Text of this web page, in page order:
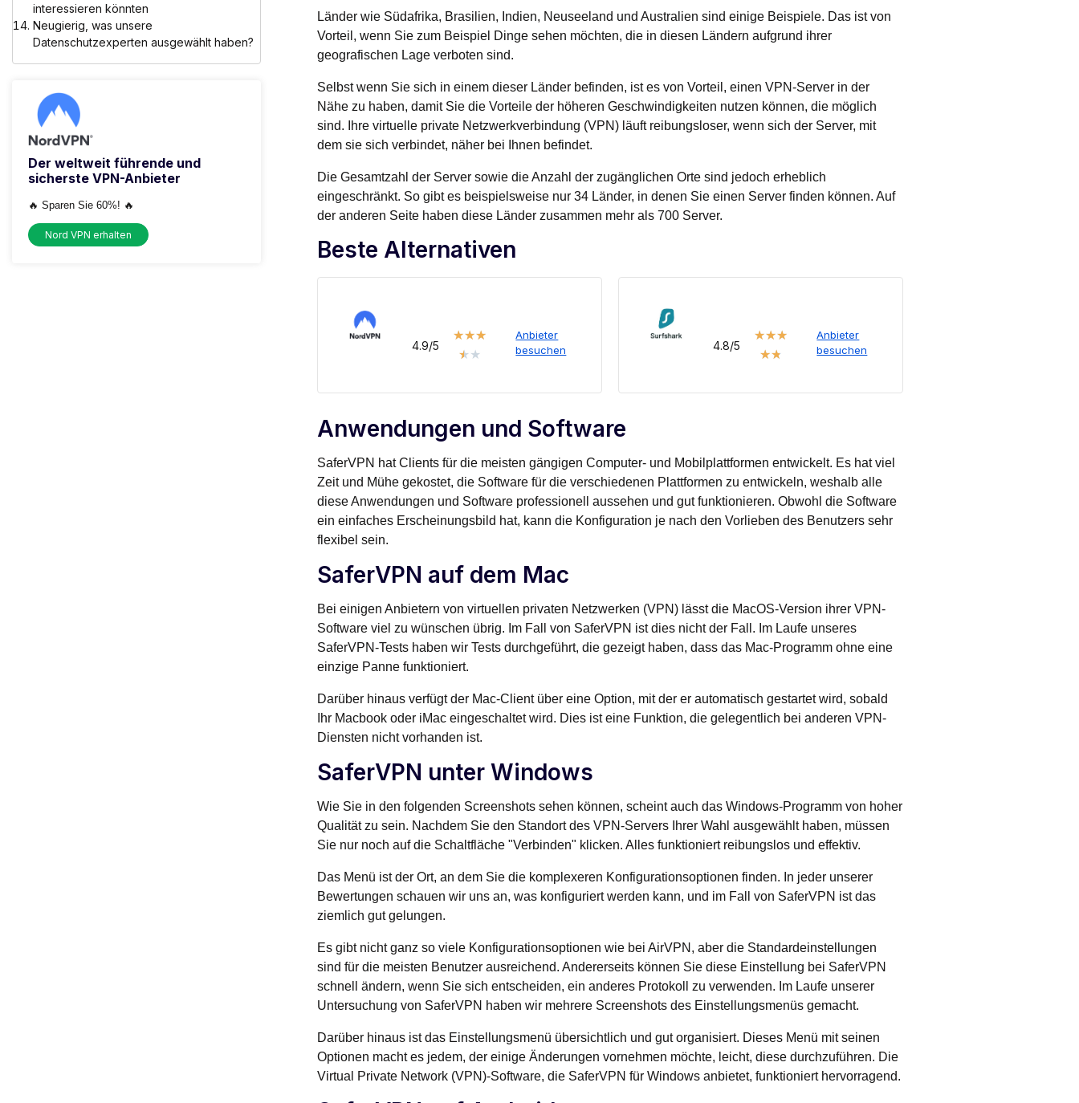
interessieren könnten
Neugierig, was unsere
Datenschutzexperten ausgewählt haben?
Der weltweit führende und
sicherste VPN-Anbieter
🔥 Sparen Sie 60%! 🔥
Nord VPN erhalten
Länder wie Südafrika, Brasilien, Indien, Neuseeland und Australien sind einige Beispiele. Das ist von
Vorteil, wenn Sie zum Beispiel Dinge sehen möchten, die in diesen Ländern aufgrund ihrer
geografischen Lage verboten sind.
Selbst wenn Sie sich in einem dieser Länder befinden, ist es von Vorteil, einen VPN-Server in der
Nähe zu haben, damit Sie die Vorteile der höheren Geschwindigkeiten nutzen können, die möglich
sind. Ihre virtuelle private Netzwerkverbindung (VPN) läuft reibungsloser, wenn sich der Server, mit
dem sie sich verbindet, näher bei Ihnen befindet.
Die Gesamtzahl der Server sowie die Anzahl der zugänglichen Orte sind jedoch erheblich
eingeschränkt. So gibt es beispielsweise nur 34 Länder, in denen Sie einen Server finden können. Auf
der anderen Seite haben diese Länder zusammen mehr als 700 Server.
Beste Alternativen
4.9/5
★★★
★★
Anbieter
besuchen
4.8/5
★★★
★★
Anbieter
besuchen
Anwendungen und Software
SaferVPN hat Clients für die meisten gängigen Computer- und Mobilplattformen entwickelt. Es hat viel
Zeit und Mühe gekostet, die Software für die verschiedenen Plattformen zu entwickeln, weshalb alle
diese Anwendungen und Software professionell aussehen und gut funktionieren. Obwohl die Software
ein einfaches Erscheinungsbild hat, kann die Konfiguration je nach den Vorlieben des Benutzers sehr
flexibel sein.
SaferVPN auf dem Mac
Bei einigen Anbietern von virtuellen privaten Netzwerken (VPN) lässt die MacOS-Version ihrer VPN-
Software viel zu wünschen übrig. Im Fall von SaferVPN ist dies nicht der Fall. Im Laufe unseres
SaferVPN-Tests haben wir Tests durchgeführt, die gezeigt haben, dass das Mac-Programm ohne eine
einzige Panne funktioniert.
Darüber hinaus verfügt der Mac-Client über eine Option, mit der er automatisch gestartet wird, sobald
Ihr Macbook oder iMac eingeschaltet wird. Dies ist eine Funktion, die gelegentlich bei anderen VPN-
Diensten nicht vorhanden ist.
SaferVPN unter Windows
Wie Sie in den folgenden Screenshots sehen können, scheint auch das Windows-Programm von hoher
Qualität zu sein. Nachdem Sie den Standort des VPN-Servers Ihrer Wahl ausgewählt haben, müssen
Sie nur noch auf die Schaltfläche "Verbinden" klicken. Alles funktioniert reibungslos und effektiv.
Das Menü ist der Ort, an dem Sie die komplexeren Konfigurationsoptionen finden. In jeder unserer
Bewertungen schauen wir uns an, was konfiguriert werden kann, und im Fall von SaferVPN ist das
ziemlich gut gelungen.
Es gibt nicht ganz so viele Konfigurationsoptionen wie bei AirVPN, aber die Standardeinstellungen
sind für die meisten Benutzer ausreichend. Andererseits können Sie diese Einstellung bei SaferVPN
schnell ändern, wenn Sie sich entscheiden, ein anderes Protokoll zu verwenden. Im Laufe unserer
Untersuchung von SaferVPN haben wir mehrere Screenshots des Einstellungsmenüs gemacht.
Darüber hinaus ist das Einstellungsmenü übersichtlich und gut organisiert. Dieses Menü mit seinen
Optionen macht es jedem, der einige Änderungen vornehmen möchte, leicht, diese durchzuführen. Die
Virtual Private Network (VPN)-Software, die SaferVPN für Windows anbietet, funktioniert hervorragend.